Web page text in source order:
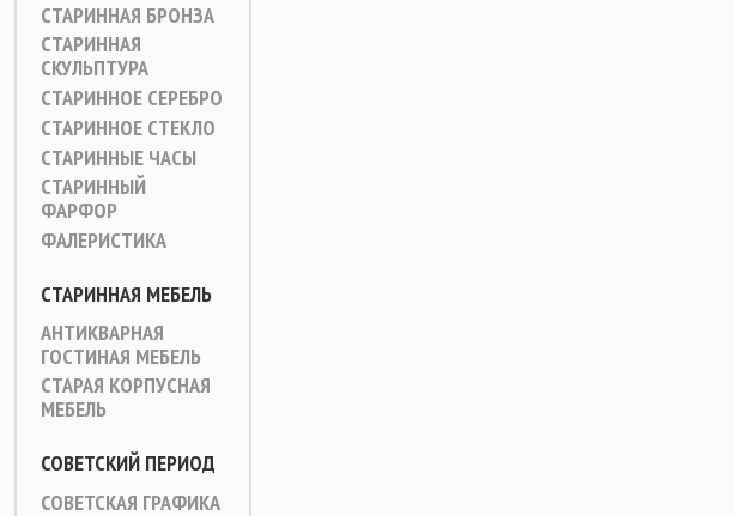
СТАРИННАЯ БРОНЗА
СТАРИННАЯ
СКУЛЬПТУРА
СТАРИННОЕ СЕРЕБРО
СТАРИННОЕ СТЕКЛО
СТАРИННЫЕ ЧАСЫ
СТАРИННЫЙ
ФАРФОР
ФАЛЕРИСТИКА
СТАРИННАЯ МЕБЕЛЬ
АНТИКВАРНАЯ
ГОСТИНАЯ МЕБЕЛЬ
СТАРАЯ КОРПУСНАЯ
МЕБЕЛЬ
СОВЕТСКИЙ ПЕРИОД
СОВЕТСКАЯ ГРАФИКА